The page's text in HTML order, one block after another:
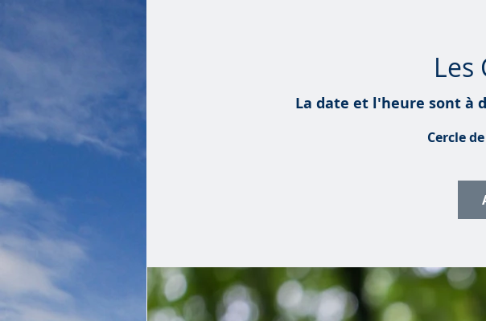
Les
La date et l'heure sont à
Cercle